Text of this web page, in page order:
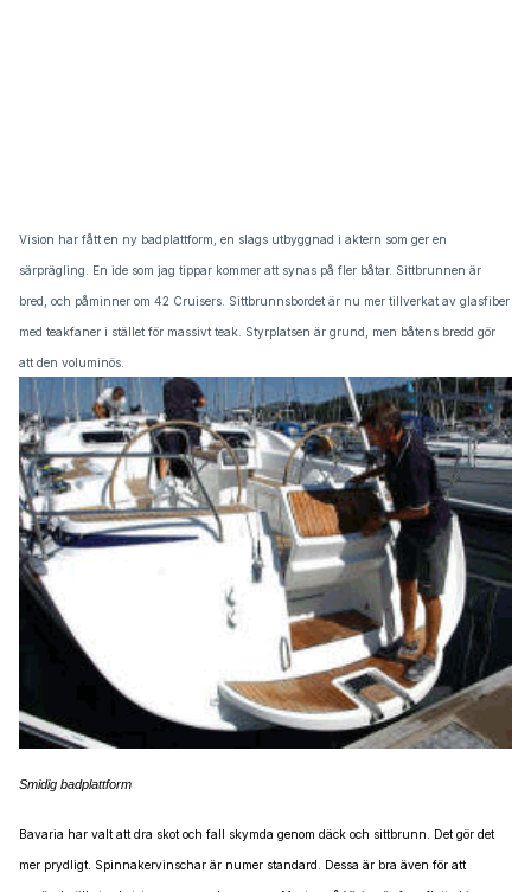
Vision har fått en ny badplattform, en slags utbyggnad i aktern som ger en
särprägling. En ide som jag tippar kommer att synas på fler båtar. Sittbrunnen är
bred, och påminner om 42 Cruisers. Sittbrunnsbordet är nu mer tillverkat av glasfiber
med teakfaner i stället för massivt teak. Styrplatsen är grund, men båtens bredd gör
att den voluminös.
Smidig badplattform
Bavaria har valt att dra skot och fall skymda genom däck och sittbrunn. Det gör det
mer prydligt. Spinnakervinschar är numer standard. Dessa är bra även för att